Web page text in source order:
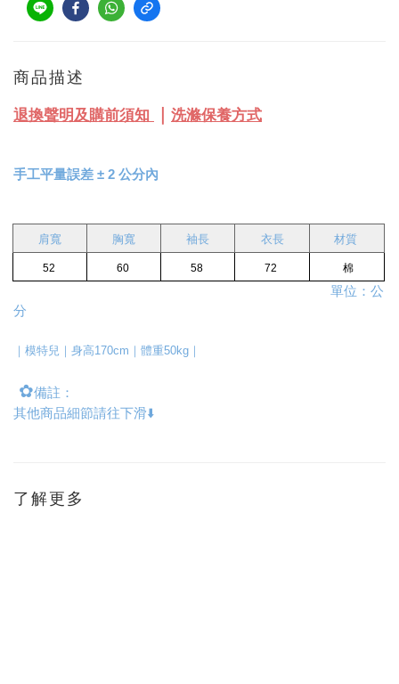
商品描述
退換聲明及購前須知 洗滌保養方式
手工平量誤差 ± 2 公分內
肩寬 胸寬 袖長 衣長 材質
52 60 58 72 棉
分
｜模特兒｜身高170cm｜體重50kg｜
✿備註：
其他商品細節請往下滑⬇️
了解更多